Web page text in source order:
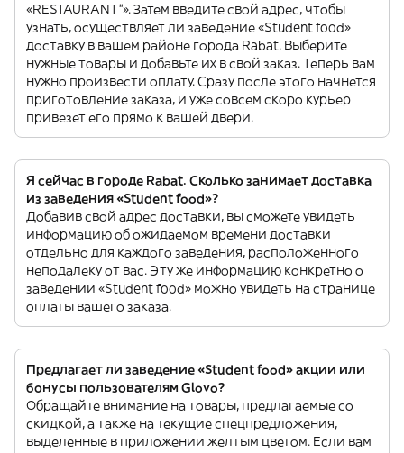
«RESTAURANT”». Затем введите свой адрес, чтобы
узнать, осуществляет ли заведение «Student food»
доставку в вашем районе города Rabat. Выберите
нужные товары и добавьте их в свой заказ. Теперь вам
нужно произвести оплату. Сразу после этого начнется
приготовление заказа, и уже совсем скоро курьер
привезет его прямо к вашей двери.
Я сейчас в городе Rabat. Сколько занимает доставка
из заведения «Student food»?
Добавив свой адрес доставки, вы сможете увидеть
информацию об ожидаемом времени доставки
отдельно для каждого заведения, расположенного
неподалеку от вас. Эту же информацию конкретно о
заведении «Student food» можно увидеть на странице
оплаты вашего заказа.
Предлагает ли заведение «Student food» акции или
бонусы пользователям Glovo?
Обращайте внимание на товары, предлагаемые со
скидкой, а также на текущие спецпредложения,
выделенные в приложении желтым цветом. Если вам